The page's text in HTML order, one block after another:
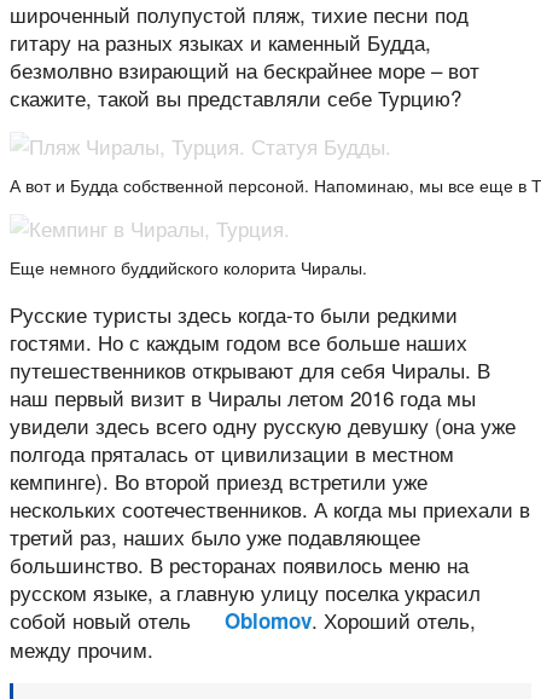
широченный полупустой пляж, тихие песни под
гитару на разных языках и каменный Будда,
безмолвно взирающий на бескрайнее море – вот
скажите, такой вы представляли себе Турцию?
А вот и Будда собственной персоной. Напоминаю, мы все еще в
Еще немного буддийского колорита Чиралы.
Русские туристы здесь когда-то были редкими
гостями. Но с каждым годом все больше наших
путешественников открывают для себя Чиралы. В
наш первый визит в Чиралы летом 2016 года мы
увидели здесь всего одну русскую девушку (она уже
полгода пряталась от цивилизации в местном
кемпинге). Во второй приезд встретили уже
нескольких соотечественников. А когда мы приехали в
третий раз, наших было уже подавляющее
большинство. В ресторанах появилось меню на
русском языке, а главную улицу поселка украсил
собой новый отель
Oblomov. Хороший отель,
между прочим.